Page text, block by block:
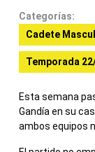
Categorías:
Cadete
Temporada
Esta semana
Gandía en su
ambos equipos